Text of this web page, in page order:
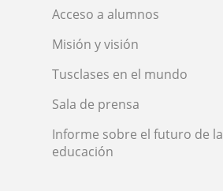
Acceso a alumnos
Misión y visión
Tusclases en el mundo
Sala de prensa
Informe sobre el futuro de la
educación